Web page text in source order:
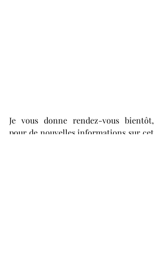
Je vous donne rendez-vous bientôt,
pour de nouvelles informations sur cet